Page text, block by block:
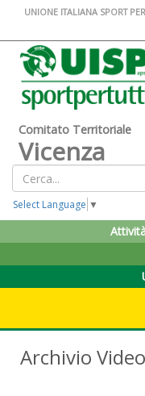
UNIONE ITALIANA SPORT
Comitato Territoriale
Vicenza
Select Language ▼
Archivio